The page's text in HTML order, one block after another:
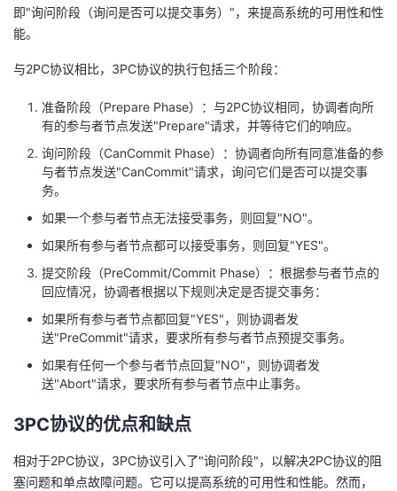
即"询问阶段（询问是否可以提交事务）"，来提高系统的可用性和性
能。
与2PC协议相比，3PC协议的执行包括三个阶段：
准备阶段（Prepare Phase）：与2PC协议相同，协调者向所
有的参与者节点发送"Prepare"请求，并等待它们的响应。
询问阶段（CanCommit Phase）：协调者向所有同意准备的参
与者节点发送"CanCommit"请求，询问它们是否可以提交事
务。
如果一个参与者节点无法接受事务，则回复"NO"。
如果所有参与者节点都可以接受事务，则回复"YES"。
提交阶段（PreCommit/Commit Phase）：根据参与者节点的
回应情况，协调者根据以下规则决定是否提交事务：
如果所有参与者节点都回复"YES"，则协调者发
送"PreCommit"请求，要求所有参与者节点预提交事务。
如果有任何一个参与者节点回复"NO"，则协调者发
送"Abort"请求，要求所有参与者节点中止事务。
3PC协议的优点和缺点
相对于2PC协议，3PC协议引入了"询问阶段"，以解决2PC协议的阻
塞问题和单点故障问题。它可以提高系统的可用性和性能。然而，